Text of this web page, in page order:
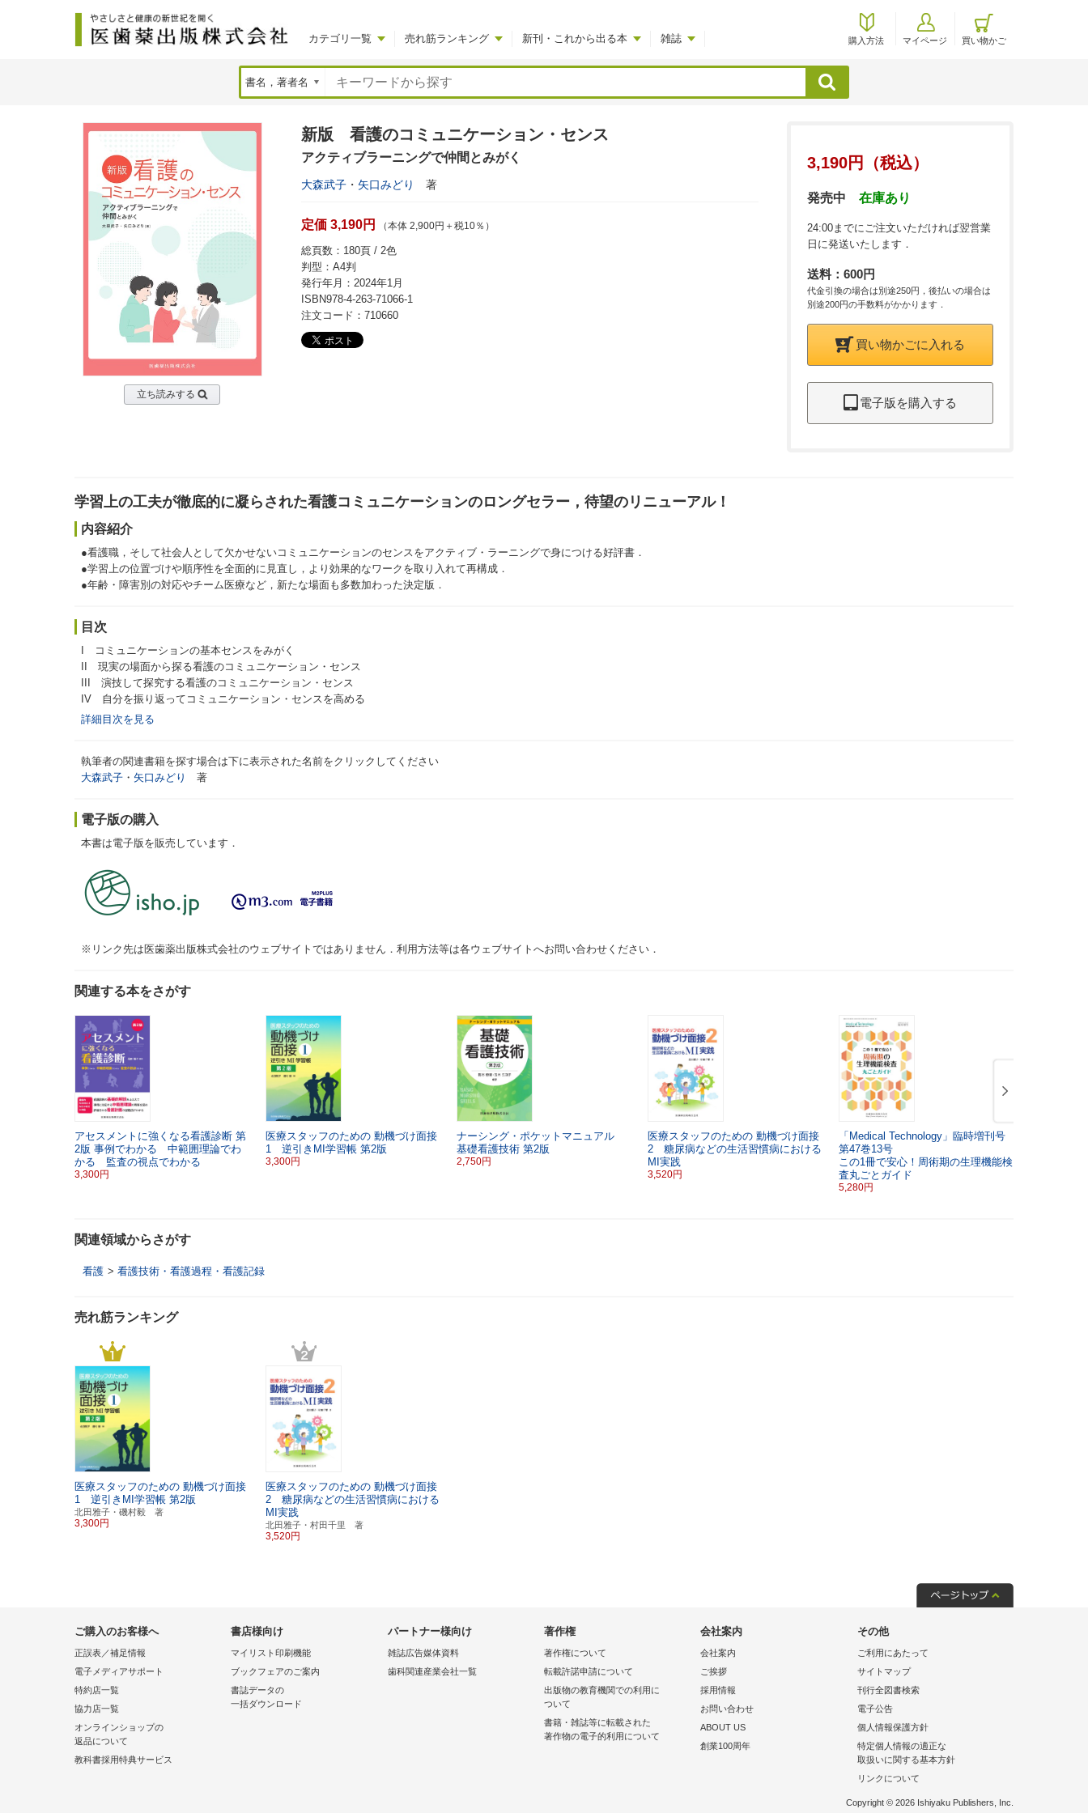
カテゴリ一覧 売れ筋ランキング 新刊・これから出る本 雑誌 購入方法 マイページ 買い物かご
検索
立ち読みする
3,190円（税込）
発売中 在庫あり
24:00までにご注文いただければ翌営業
日に発送いたします．
送料：600円
代金引換の場合は別途250円，後払いの場合は
別途200円の手数料がかかります．
買い物かごに入れる
電子版を購入する
新版 看護のコミュニケーション・センス
アクティブラーニングで仲間とみがく
大森武子 ・ 矢口みどり 著
定価 3,190円 （本体 2,900円＋税10％）
総頁数：180頁 / 2色
判型：A4判
発行年月：2024年1月
ISBN978-4-263-71066-1
注文コード：710660
学習上の工夫が徹底的に凝らされた看護コミュニケーションのロングセラー，待望のリニューアル！
内容紹介
●看護職，そして社会人として欠かせないコミュニケーションのセンスをアクティブ・ラーニングで身につける好評書．
●学習上の位置づけや順序性を全面的に見直し，より効果的なワークを取り入れて再構成．
●年齢・障害別の対応やチーム医療など，新たな場面も多数加わった決定版．
目次
I コミュニケーションの基本センスをみがく
II 現実の場面から探る看護のコミュニケーション・センス
III 演技して探究する看護のコミュニケーション・センス
IV 自分を振り返ってコミュニケーション・センスを高める
詳細目次を見る
執筆者の関連書籍を探す場合は下に表示された名前をクリックしてください
大森武子 ・ 矢口みどり 著
電子版の購入
本書は電子版を販売しています．
※リンク先は医歯薬出版株式会社のウェブサイトではありません．利用方法等は各ウェブサイトへお問い合わせください．
関連する本をさがす
アセスメントに強くなる看護診断 第
2版 事例でわかる 中範囲理論でわ
かる 監査の視点でわかる
3,300円
医療スタッフのための 動機づけ面接
1 逆引きMI学習帳 第2版
3,300円
ナーシング・ポケットマニュアル
基礎看護技術 第2版
2,750円
医療スタッフのための 動機づけ面接
2 糖尿病などの生活習慣病における
MI実践
3,520円
「Medical Technology」臨時増刊号
第47巻13号
この1冊で安心！周術期の生理機能検
査丸ごとガイド
5,280円
関連領域からさがす
看護 > 看護技術・看護過程・看護記録
売れ筋ランキング
医療スタッフのための 動機づけ面接
1 逆引きMI学習帳 第2版
北田雅子・磯村毅 著
3,300円
医療スタッフのための 動機づけ面接
2 糖尿病などの生活習慣病における
MI実践
北田雅子・村田千里 著
3,520円
ご購入のお客様へ
正誤表／補足情報
電子メディアサポート
特約店一覧
協力店一覧
オンラインショップの
返品について
教科書採用特典サービス
書店様向け
マイリスト印刷機能
ブックフェアのご案内
書誌データの
一括ダウンロード
パートナー様向け
雑誌広告媒体資料
歯科関連産業会社一覧
著作権
著作権について
転載許諾申請について
出版物の教育機関での利用に
ついて
書籍・雑誌等に転載された
著作物の電子的利用について
会社案内
会社案内
ご挨拶
採用情報
お問い合わせ
ABOUT US
創業100周年
その他
ご利用にあたって
サイトマップ
刊行全図書検索
電子公告
個人情報保護方針
特定個人情報の適正な
取扱いに関する基本方針
リンクについて
Copyright © 2026 Ishiyaku Publishers, Inc.